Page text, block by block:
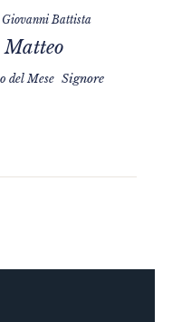
Giovanni Battista
Matteo
del Mese Signore